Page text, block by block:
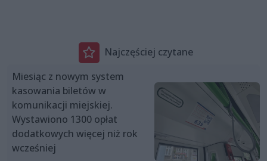
Najczęściej czytane
Miesiąc z nowym system
kasowania biletów w
komunikacji miejskiej.
Wystawiono 1300 opłat
dodatkowych więcej niż rok
wcześniej